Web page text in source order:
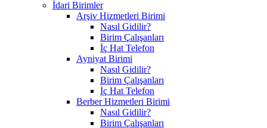
İdari Birimler
Arşiv Hizmetleri Birimi
Nasıl Gidilir?
Birim Çalışanları
İç Hat Telefon
Ayniyat Birimi
Nasıl Gidilir?
Birim Çalışanları
İç Hat Telefon
Berber Hizmetleri Birimi
Nasıl Gidilir?
Birim Çalışanları